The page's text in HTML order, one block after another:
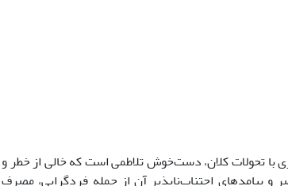
با تحولات کلان، دست‌خوش تلاطمی است که خالی از خطر و
پیامدهای اجتناب‌ناپذیر آن از جمله فردگرایی، مصرف